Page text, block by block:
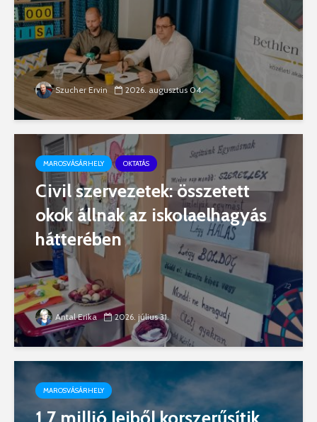
Szucher Ervin 2026. augusztus 04.
MAROSVÁSÁRHELY OKTATÁS
Civil szervezetek: összetett
okok állnak az iskolaelhagyás
hátterében
Antal Erika 2026. július 31.
MAROSVÁSÁRHELY